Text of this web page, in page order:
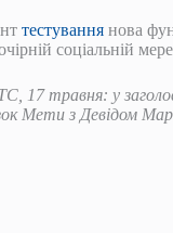
тестування нова
соціальній
17 травня: у
Мети з Девідом